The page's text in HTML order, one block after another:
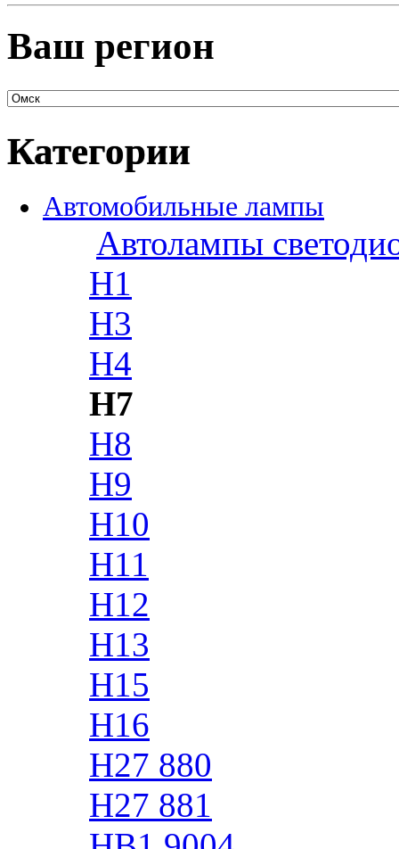
Ваш регион
Категории
Автомобильные лампы
Автолампы
H1
H3
H4
H7
H8
H9
H10
H11
H12
H13
H15
H16
H27 880
H27 881